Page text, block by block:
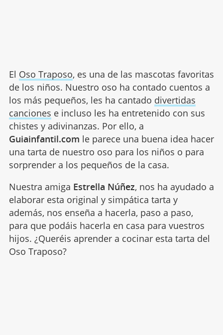
El Oso Traposo, es una de las mascotas favoritas
de los niños. Nuestro oso ha contado cuentos a
los más pequeños, les ha cantado divertidas
canciones e incluso les ha entretenido con sus
chistes y adivinanzas. Por ello, a
Guiainfantil.com le parece una buena idea hacer
una tarta de nuestro oso para los niños o para
sorprender a los pequeños de la casa.
Nuestra amiga Estrella Núñez, nos ha ayudado a
elaborar esta original y simpática tarta y
además, nos enseña a hacerla, paso a paso,
para que podáis hacerla en casa para vuestros
hijos. ¿Queréis aprender a cocinar esta tarta del
Oso Traposo?